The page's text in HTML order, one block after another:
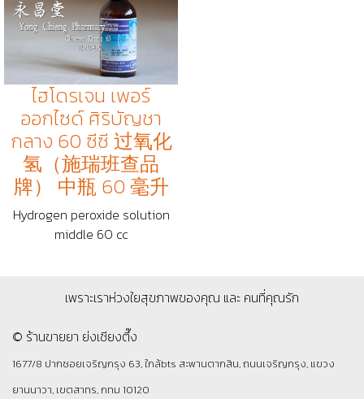
ไฮโดรเจน เพอร์
ออกไซด์ ศิริบัญชา
กลาง 60 ซีซี 过氧化
氢（施瑞班查品
牌） 中瓶 60 毫升
Hydrogen peroxide solution
middle 60 cc
เพราะเราห่วงใยสุขภาพของคุณ และ คนที่คุณรัก
© ร้านขายยา ย่งเชียงตึ๊ง
1677/8 ปากซอยเจริญกรุง 63, ใกล้bts สะพานตากสิน, ถนนเจริญกรุง, แขวง
ยานนาวา, เขตสาทร, กทม 10120